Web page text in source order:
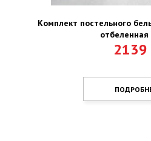
Комплект постельного
2139